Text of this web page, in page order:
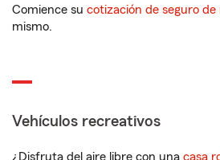
Comience su cotización de seguro
mismo.
Vehículos recreativos
¿Disfruta del aire libre con una casa